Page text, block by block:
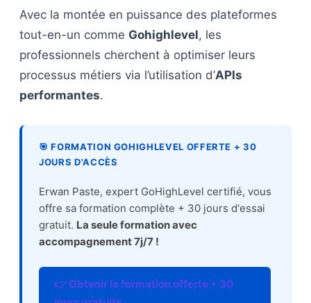
Avec la montée en puissance des plateformes
tout-en-un comme Gohighlevel, les
professionnels cherchent à optimiser leurs
processus métiers via l’utilisation d’APIs
performantes.
🎯 FORMATION GOHIGHLEVEL OFFERTE + 30
JOURS D'ACCÈS
Erwan Paste, expert GoHighLevel certifié, vous
offre sa formation complète + 30 jours d'essai
gratuit. La seule formation avec
accompagnement 7j/7 !
👉 Obtenir la formation offerte + 30